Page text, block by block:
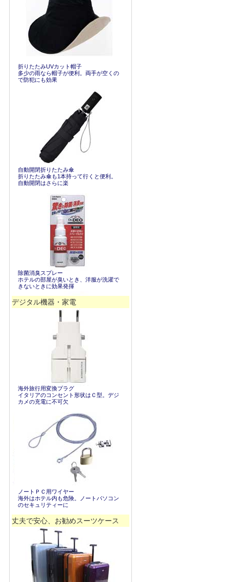
折りたたみUVカット帽子
多少の雨なら帽子が便利。両手が空くの
で防犯にも効果
自動開閉折りたたみ傘
折りたたみ傘も1本持って行くと便利。
自動開閉はさらに楽
除菌消臭スプレー
ホテルの部屋が臭いとき、洋服が洗濯で
きないときに効果発揮
デジタル機器・家電
海外旅行用変換プラグ
イタリアのコンセント形状はＣ型。デジ
カメの充電に不可欠
ノートＰＣ用ワイヤー
海外はホテル内も危険。ノートパソコン
のセキュリティーに
丈夫で安心、お勧めスーツケース